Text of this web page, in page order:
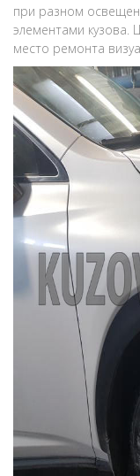
при разном
элементами кузова.
место ремонта